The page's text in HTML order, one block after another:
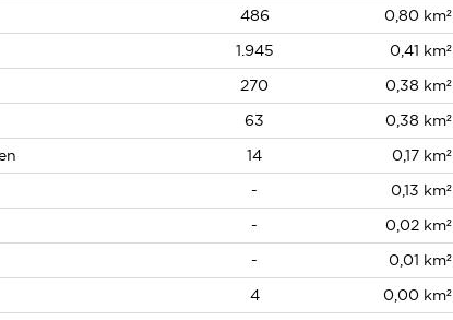
486 0,80 km²
1.945 0,41 km²
270 0,38 km²
63 0,38 km²
14 0,17 km²
- 0,13 km²
- 0,02 km²
- 0,01 km²
4 0,00 km²